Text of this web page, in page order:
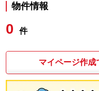
物件情報
0 件
マイページ作